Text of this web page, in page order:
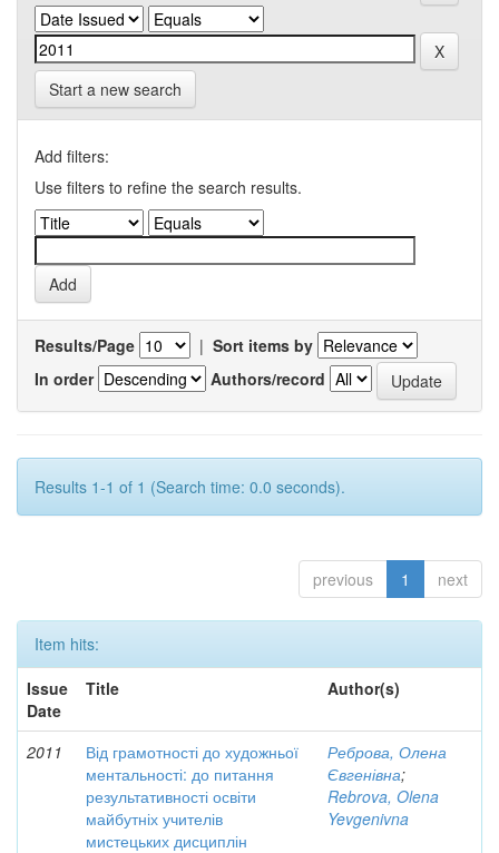
Start a new search
Add filters:
Use filters to refine the search results.
Results/Page | Sort items by
In order
Authors/record
Results 1-1 of 1 (Search time: 0.0 seconds).
previous 1 next
Item hits:
Issue
Date
Title Author(s)
2011
Від грамотності до художньої
ментальності: до питання
результативності освіти
майбутніх учителів
мистецьких дисциплін
Реброва, Олена
Євгенівна;
Rebrova, Olena
Yevgenivna